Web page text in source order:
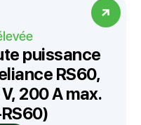
puissance
RS60,
200 A max.